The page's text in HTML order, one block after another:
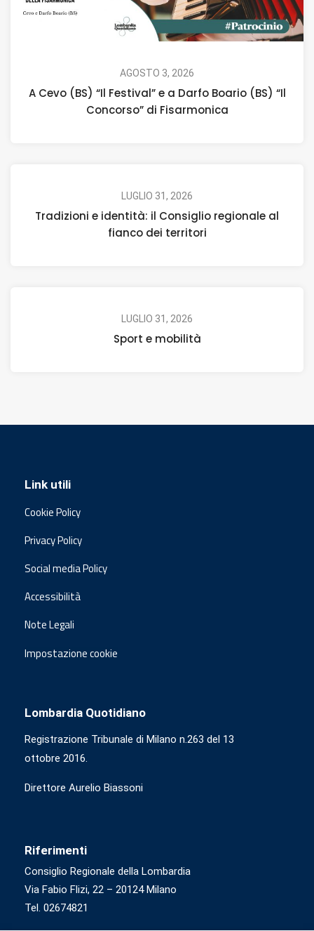
AGOSTO 3, 2026
A Cevo (BS) “Il Festival” e a Darfo Boario (BS) “Il
Concorso” di Fisarmonica
LUGLIO 31, 2026
Tradizioni e identità: il Consiglio regionale al
fianco dei territori
LUGLIO 31, 2026
Sport e mobilità
Link utili
Cookie Policy
Privacy Policy
Social media Policy
Accessibilità
Note Legali
Impostazione cookie
Lombardia Quotidiano
Registrazione Tribunale di Milano n.263 del 13
ottobre 2016.
Direttore Aurelio Biassoni
Riferimenti
Consiglio Regionale della Lombardia
Via Fabio Flizi, 22 – 20124 Milano
Tel. 02674821